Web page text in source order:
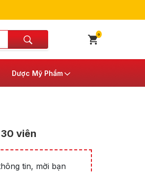
0
Dược Mỹ Phẩm
viên
tin, mời bạn